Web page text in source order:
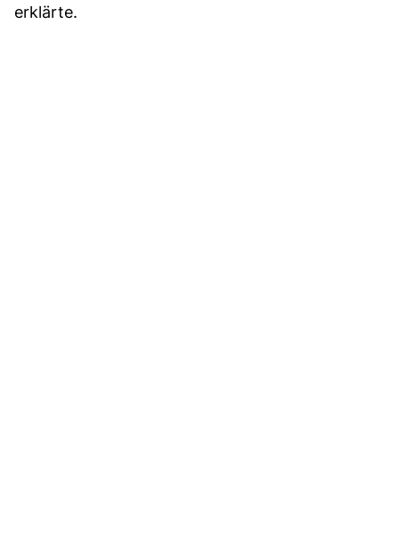
erklärte.